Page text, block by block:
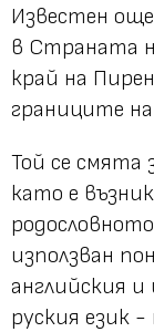
Известен
в Страната
край на
границите
Той се смята
като е
използван
английския
руския език